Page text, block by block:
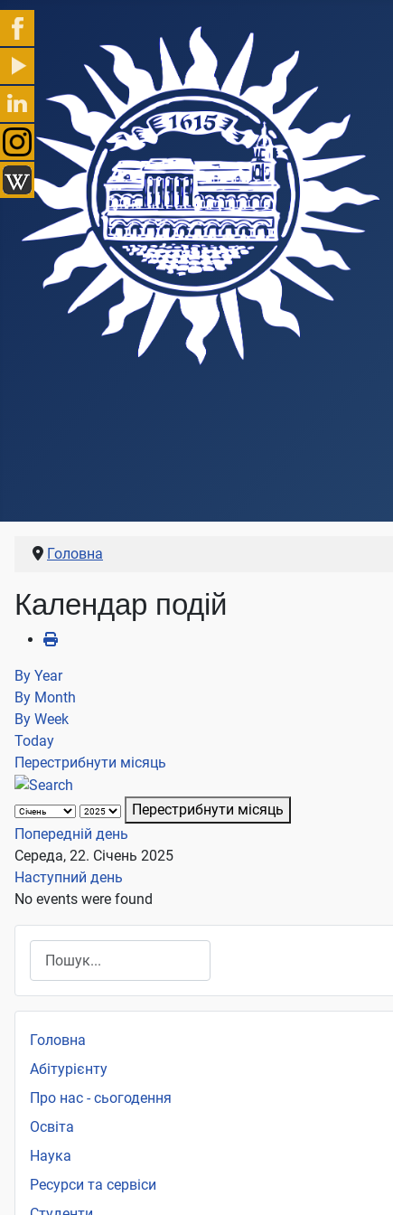
Головна
Календар подій
By Year
By Month
By Week
Today
Перестрибнути місяць
Перестрибнути місяць
Попередній день
Середа, 22. Січень 2025
Наступний день
No events were found
Головна
Абітурієнту
Про нас - сьогодення
Освіта
Наука
Ресурси та сервіси